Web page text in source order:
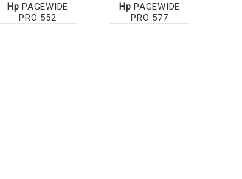
Hp PAGEWIDE
PRO 552
Hp PAGEWIDE
PRO 577